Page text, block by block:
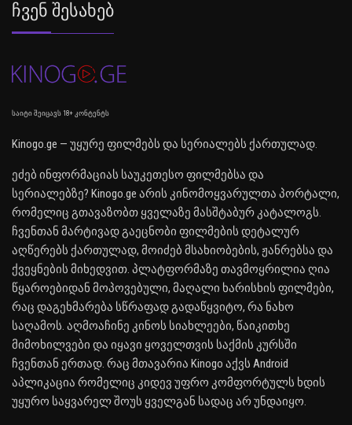
Ჩვენ Შესახებ
საიტი შეიცავს 18+ კონტენტს
Kinogo.ge — უყურე ფილმებს და სერიალებს ქართულად.
ეძებ ინფორმაციას საუკეთესო ფილმებსა და
სერიალებზე? Kinogo.ge არის კინომოყვარულთა პორტალი,
რომელიც გთავაზობთ ყველაზე მასშტაბურ კატალოგს.
ჩვენთან მარტივად გაეცნობი ფილმების დეტალურ
აღწერებს ქართულად, მოიძებ მსახიობების, ჟანრებსა და
ქვეყნების მიხედვით. პლატფორმაზე თავმოყრილია ღია
წყაროებიდან მოპოვებული, მაღალი ხარისხის ფილმები,
რაც დაგეხმარება სწრაფად გადაწყვიტო, რა ნახო
საღამოს. აღმოაჩინე კინოს სიახლეები, წაიკითხე
მიმოხილვები და იყავი ყოველთვის საქმის კურსში
ჩვენთან ერთად. რაც მთავარია Kinogo აქვს Android
აპლიკაცია რომელიც კიდევ უფრო კომფორტულს ხდის
უყურო საყვარელ შოუს ყველგან სადაც არ უნდაიყო.